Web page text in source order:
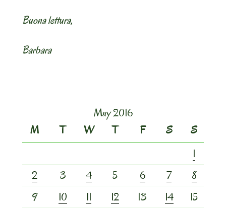
Buona lettura,
Barbara
May 2016
M
T W T F S
S
1
2
3 4 5 6 7
8
9
10 11 12 13 14
15